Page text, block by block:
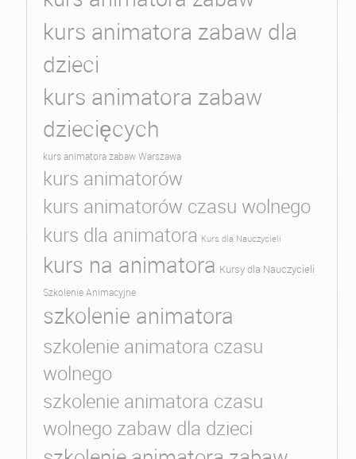
kurs animatora zabaw dla
dzieci
kurs animatora zabaw
dziecięcych
kurs animatora zabaw Warszawa
kurs animatorów
kurs animatorów czasu wolnego
kurs dla animatora Kurs dla Nauczycieli
kurs na animatora Kursy dla Nauczycieli
Szkolenie Animacyjne
szkolenie animatora
szkolenie animatora czasu
wolnego
szkolenie animatora czasu
wolnego zabaw dla dzieci